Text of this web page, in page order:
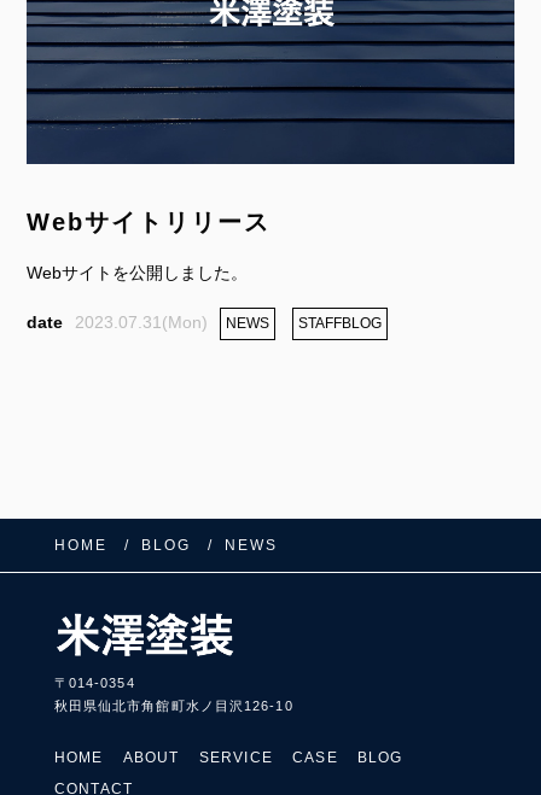
Webサイトリリース
Webサイトを公開しました。
2023.07.31(Mon) NEWS STAFFBLOG
HOME BLOG NEWS
〒014-0354
秋田県仙北市角館町水ノ目沢126-10
HOME ABOUT SERVICE CASE
BLOG
CONTACT